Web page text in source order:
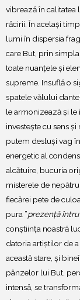
vibrează în calitatea
răcirii. În același
lumi în dispersia
care But, prin
toate nuanțele și
supreme. Insuflă o
spatele vălului
le armonizează și
investește cu sens
putem desluși vag
energetic al
alcătuire, bucuria
misterele de
fiecărei pete de
pura ”prezență
conștiința noastră
datoria artiștilor de a
această stare, și
pânzelor lui But,
intensă, se